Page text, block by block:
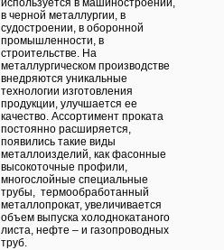
используется в машиностроении,
в черной металлургии, в
судостроении, в оборонной
промышленности, в
строительстве. На
металлургическом производстве
внедряются уникальные
технологии изготовления
продукции, улучшается ее
качество. Ассортимент проката
постоянно расширяется,
появились такие виды
металлоизделий, как фасонные
высокоточные профили,
многослойные специальные
трубы, термообработанный
металлопрокат, увеличивается
объем выпуска холоднокатаного
листа, нефте – и газопроводных
труб.